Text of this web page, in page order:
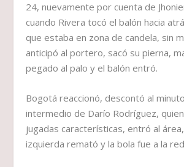
24, nuevamente por cuenta de
cuando Rivera tocó el balón hacia
que estaba en zona de candela, sin
anticipó al portero, sacó su pierna,
pegado al palo y el balón entró.
Bogotá reaccionó, descontó al
intermedio de Darío Rodríguez,
jugadas características, entró al
izquierda remató y la bola fue a la